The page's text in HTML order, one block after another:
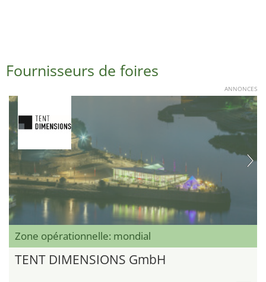
Fournisseurs de foires
ANNONCES
Zone opérationnelle: mondial
TENT DIMENSIONS GmbH